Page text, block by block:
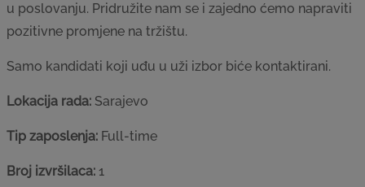
u poslovanju. Pridružite nam se i zajedno ćemo napraviti
pozitivne promjene na tržištu.
Samo kandidati koji uđu u uži izbor biće kontaktirani.
Lokacija rada: Sarajevo
Tip zaposlenja: Full-time
Broj izvršilaca: 1